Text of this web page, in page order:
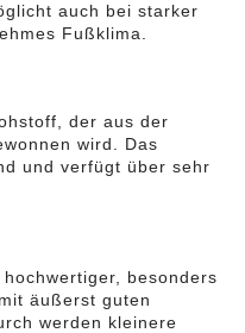
auch bei starker
Fußklima.
der aus der
wird. Das
und verfügt über sehr
besonders
äußerst guten
werden kleinere